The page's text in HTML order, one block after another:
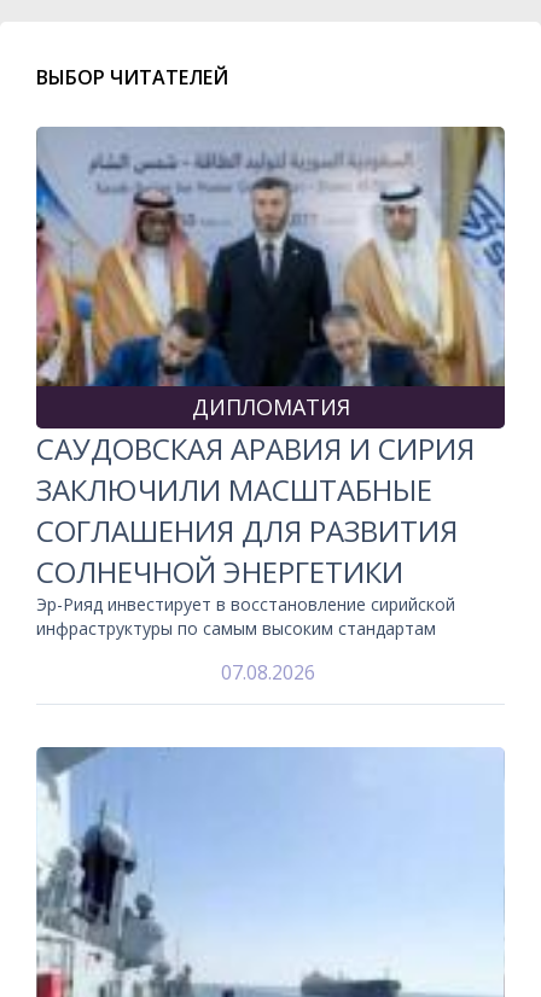
ВЫБОР ЧИТАТЕЛЕЙ
ДИПЛОМАТИЯ
САУДОВСКАЯ АРАВИЯ И СИРИЯ
ЗАКЛЮЧИЛИ МАСШТАБНЫЕ
СОГЛАШЕНИЯ ДЛЯ РАЗВИТИЯ
СОЛНЕЧНОЙ ЭНЕРГЕТИКИ
Эр-Рияд инвестирует в восстановление сирийской
инфраструктуры по самым высоким стандартам
07.08.2026